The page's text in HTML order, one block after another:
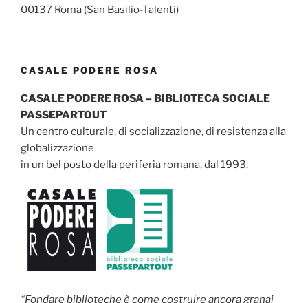
00137 Roma (San Basilio-Talenti)
CASALE PODERE ROSA
CASALE PODERE ROSA – BIBLIOTECA SOCIALE
PASSEPARTOUT
Un centro culturale, di socializzazione, di resistenza alla
globalizzazione
in un bel posto della periferia romana, dal 1993.
“Fondare biblioteche è come costruire ancora granai